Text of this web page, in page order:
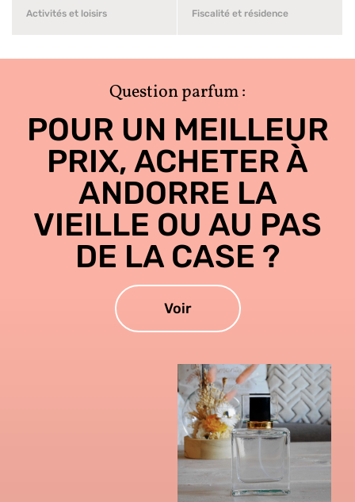
Activités et loisirs Fiscalité et résidence
Question parfum :
POUR UN MEILLEUR
PRIX, ACHETER À
ANDORRE LA
VIEILLE OU AU PAS
DE LA CASE ?
Voir